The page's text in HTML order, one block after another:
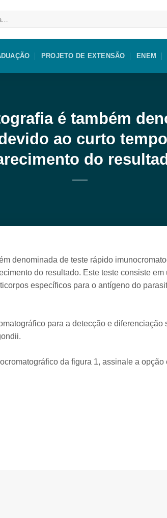
PROJETO DE EXTENSÃO ENEM
é também
ao curto
do
denominada de teste rápido
do resultado. Este teste consiste em
específicos para o antígeno do
para a detecção e diferenciação
da figura 1, assinale a opção